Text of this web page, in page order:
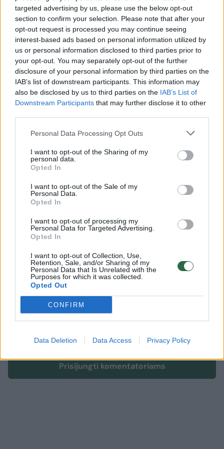
targeted advertising by us, please use the below opt-out
section to confirm your selection. Please note that after your
opt-out request is processed you may continue seeing
interest-based ads based on personal information utilized by
us or personal information disclosed to third parties prior to
your opt-out. You may separately opt-out of the further
disclosure of your personal information by third parties on the
IAB’s list of downstream participants. This information may
also be disclosed by us to third parties on the IAB’s List of
Downstream Participants that may further disclose it to other
Personal Data Processing Opt Outs
I want to opt-out of the Sharing of my
personal data.
Opted In
I want to opt-out of the Sale of my
Personal Data.
Opted In
I want to opt-out of processing my
Personal Data for Targeted Advertising.
Opted In
I want to opt-out of Collection, Use,
Retention, Sale, and/or Sharing of my
Personal Data that Is Unrelated with the
Purposes for which it was collected.
Opted Out
CONFIRM
Data Deletion Data Access Privacy Policy
donorus po operacijos: visą gyvenimą jiems
reguliariai atliekami inksto veiklos tyrimai,
stebimas kraujo spaudimo dydis ir kiti
sveikatos rodikliai.
Ir recipientė, ir jos donoras vyras yra dėkingi
juos gydžiusiam ir prižiūrėjusiam personalui –
Urologijos, Nefrologijos, Anesteziologijos,
intensyvios terapijos ir skausmo gydymo
Anesteziologijos skyriaus medikams.
inksto persodinimas
Rodyti daugiau žymių
Komentuoti po šiuo straipsniu
Komentuoti gali tik Lrytas registruoti vartotojai.
Prisijunkite prie registruotų vartotojų
bendruomenės ir bendraukite komentaruose!
Rodyti komentarus
Prisijungti komentatoriams